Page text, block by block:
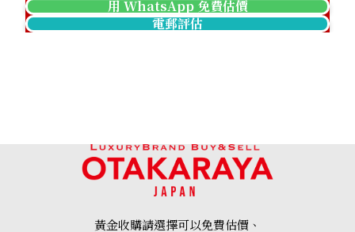
用 WhatsApp 免費估價
電郵評估
黃金收購請選擇可以免費估價、